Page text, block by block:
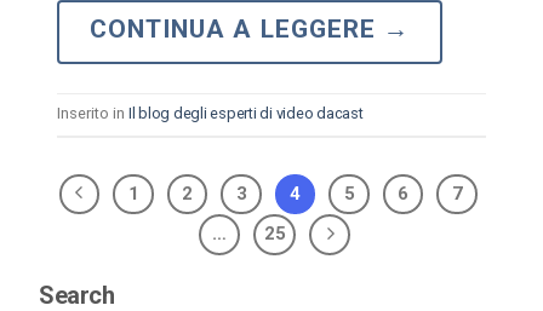
CONTINUA A LEGGERE →
Inserito in Il blog degli esperti di video dacast
1 2 3 4 5 6
7
…
25
Search